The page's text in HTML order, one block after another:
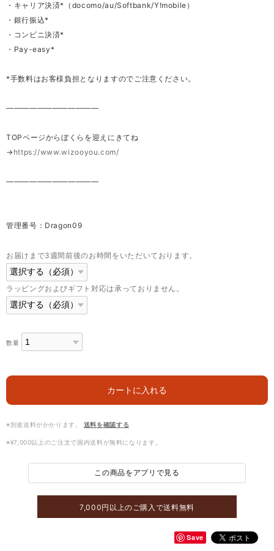
・キャリア決済*（docomo/au/Softbank/Y!mobile）
・銀行振込*
・コンビニ決済*
・Pay-easy*
*手数料はお客様負担となりますのでご注意ください。
————————————
TOPページからぼくらを迎えにきてね
→ https://www.wizooyou.com/
————————————
管理番号：Dragon09
お届けまで3週間前後のお時間をいただいております。
ラッピングおよびギフト対応は承っておりません。
数量
カートに入れる
※別途送料がかかります。 送料を確認する
※¥7,000以上のご注文で国内送料が無料になります。
この商品をアプリで見る
7,000円以上のご購入で送料無料
Save